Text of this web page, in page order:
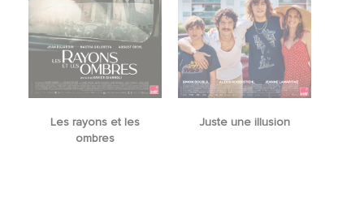
Les rayons et les
ombres
Juste une illusion